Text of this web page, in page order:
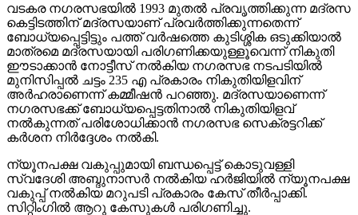
വടകര നഗരസഭയില്‍ 1993 മുതല്‍ പ്രവൃത്തിക്കുന്ന മദ്രസ
കെട്ടിടത്തിന് മദ്രസയാണ് പ്രവർത്തിക്കുന്നതെന്ന്
ബോധ്യപ്പെട്ടിട്ടും പത്ത് വര്‍ഷത്തെ കുടിശ്ശിക ഒടുക്കിയാല്‍
മാത്രമെ മദ്രസയായി പരിഗണിക്കയുള്ളൂവെന്ന് നികുതി
ഈടാക്കാന്‍ നോട്ടീസ് നല്‍കിയ നഗരസഭ നടപടിയില്‍
മുനിസിപ്പല്‍ ചട്ടം 235 എ പ്രകാരം നികുതിയിളവിന്
അര്‍ഹരാണെന്ന് കമ്മീഷന്‍ പറഞ്ഞു. മദ്രസയാണെന്ന്
നഗരസഭക്ക് ബോധ്യപ്പെട്ടതിനാല്‍ നികുതിയിളവ്
നല്‍കുന്നത് പരിശോധിക്കാന്‍ നഗരസഭ സെക്രട്ടറിക്ക്
കര്‍ശന നിര്‍ദ്ദേശം നല്‍കി.
ന്യൂനപക്ഷ വകുപ്പുമായി ബന്ധപ്പെട്ട് കൊടുവള്ളി
സ്വദേശി അബ്ദുനാസര്‍ നല്‍കിയ ഹർജിയില്‍ ന്യൂനപക്ഷ
വകുപ്പ് നല്‍കിയ മറുപടി പ്രകാരം കേസ് തീര്‍പ്പാക്കി.
സിറ്റിംഗില്‍ ആറു കേസുകള്‍ പരിഗണിച്ചു.